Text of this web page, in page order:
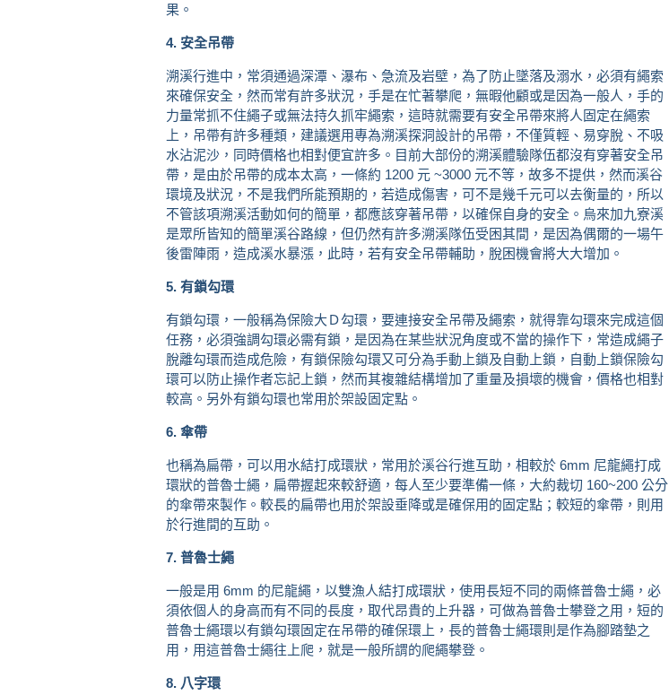
果。
4. 安全吊帶
溯溪行進中，常須通過深潭、瀑布、急流及岩壁，為了防止墜落及溺水，必須有繩索
來確保安全，然而常有許多狀況，手是在忙著攀爬，無暇他顧或是因為一般人，手的
力量常抓不住繩子或無法持久抓牢繩索，這時就需要有安全吊帶來將人固定在繩索
上，吊帶有許多種類，建議選用專為溯溪探洞設計的吊帶，不僅質輕、易穿脫、不吸
水沾泥沙，同時價格也相對便宜許多。目前大部份的溯溪體驗隊伍都沒有穿著安全吊
帶，是由於吊帶的成本太高，一條約 1200 元 ~3000 元不等，故多不提供，然而溪谷
環境及狀況，不是我們所能預期的，若造成傷害，可不是幾千元可以去衡量的，所以
不管該項溯溪活動如何的簡單，都應該穿著吊帶，以確保自身的安全。烏來加九寮溪
是眾所皆知的簡單溪谷路線，但仍然有許多溯溪隊伍受困其間，是因為偶爾的一場午
後雷陣雨，造成溪水暴漲，此時，若有安全吊帶輔助，脫困機會將大大增加。
5. 有鎖勾環
有鎖勾環，一般稱為保險大Ｄ勾環，要連接安全吊帶及繩索，就得靠勾環來完成這個
任務，必須強調勾環必需有鎖，是因為在某些狀況角度或不當的操作下，常造成繩子
脫離勾環而造成危險，有鎖保險勾環又可分為手動上鎖及自動上鎖，自動上鎖保險勾
環可以防止操作者忘記上鎖，然而其複雜結構增加了重量及損壞的機會，價格也相對
較高。另外有鎖勾環也常用於架設固定點。
6. 傘帶
也稱為扁帶，可以用水結打成環狀，常用於溪谷行進互助，相較於 6mm 尼龍繩打成
環狀的普魯士繩，扁帶握起來較舒適，每人至少要準備一條，大約裁切 160~200 公分
的傘帶來製作。較長的扁帶也用於架設垂降或是確保用的固定點；較短的傘帶，則用
於行進間的互助。
7. 普魯士繩
一般是用 6mm 的尼龍繩，以雙漁人結打成環狀，使用長短不同的兩條普魯士繩，必
須依個人的身高而有不同的長度，取代昂貴的上升器，可做為普魯士攀登之用，短的
普魯士繩環以有鎖勾環固定在吊帶的確保環上，長的普魯士繩環則是作為腳踏墊之
用，用這普魯士繩往上爬，就是一般所謂的爬繩攀登。
8. 八字環